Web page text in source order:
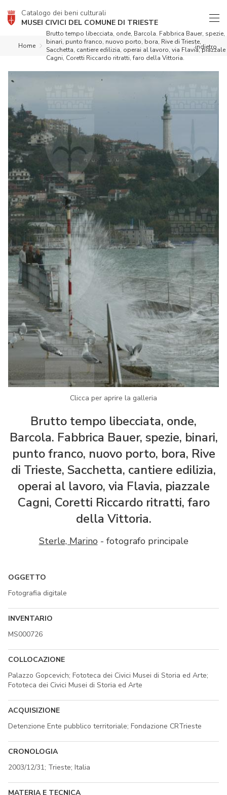
Catalogo dei beni culturali
MUSEI CIVICI DEL COMUNE DI TRIESTE
indietro
Home
Brutto tempo libecciata, onde, Barcola. Fabbrica Bauer, spezie,
binari, punto franco, nuovo porto, bora, Rive di Trieste,
Sacchetta, cantiere edilizia, operai al lavoro, via Flavia, piazzale
Cagni, Coretti Riccardo ritratti, faro della Vittoria.
Clicca per aprire la galleria
Brutto tempo libecciata, onde,
Barcola. Fabbrica Bauer, spezie, binari,
punto franco, nuovo porto, bora, Rive
di Trieste, Sacchetta, cantiere edilizia,
operai al lavoro, via Flavia, piazzale
Cagni, Coretti Riccardo ritratti, faro
della Vittoria.
Sterle, Marino- fotografo principale
OGGETTO
Fotografia digitale
INVENTARIO
MS000726
COLLOCAZIONE
Palazzo Gopcevich; Fototeca dei Civici Musei di Storia ed Arte;
Fototeca dei Civici Musei di Storia ed Arte
ACQUISIZIONE
Detenzione Ente pubblico territoriale; Fondazione CRTrieste
CRONOLOGIA
2003/12/31; Trieste; Italia
MATERIA E TECNICA